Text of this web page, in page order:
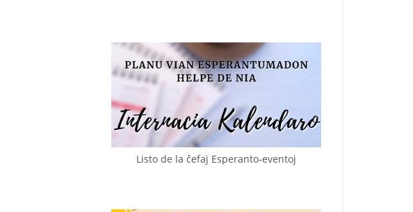
Listo de la ĉefaj Esperanto-eventoj